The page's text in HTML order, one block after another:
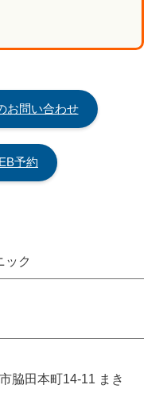
お問い合わせ
予約
ック
脇田本町14-11 まき